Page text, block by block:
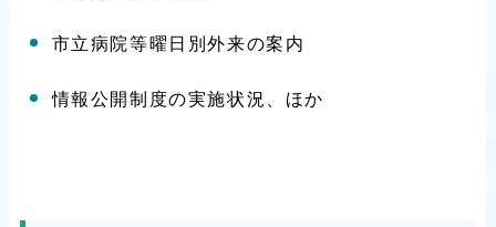
市立病院等曜日別外来の案内
情報公開制度の実施状況、ほか